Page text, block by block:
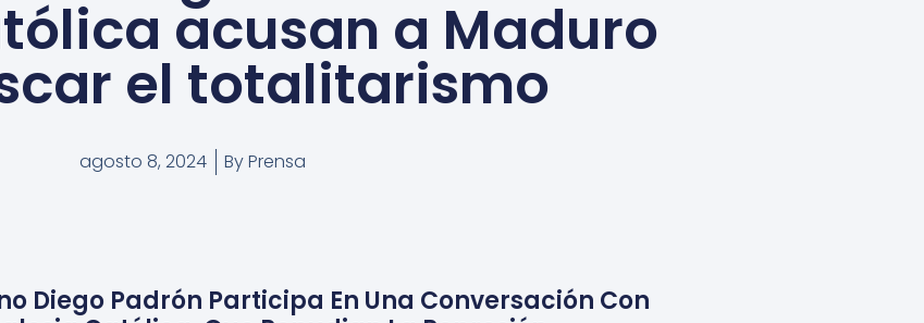
acusan a Maduro
el totalitarismo
agosto 8, 2024 ByPrensa
Diego Padrón Participa En Una Conversación Con